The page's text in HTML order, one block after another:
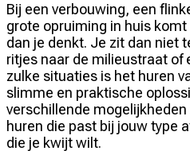
Bij een verbouwing, een
grote opruiming in huis
dan je denkt. Je zit dan niet
ritjes naar de milieustraat of
zulke situaties is het huren
slimme en praktische
verschillende
huren die past bij jouw type
die je kwijt wilt.